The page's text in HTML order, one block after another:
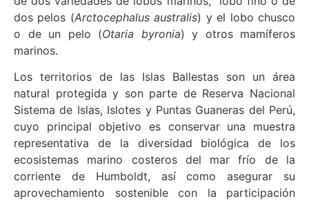
dos pelos (Arctocephalus australis) y el lobo chusco
o de un pelo (Otaria byronia) y otros mamíferos
marinos.
Los territorios de las Islas Ballestas son un área
natural protegida y son parte de Reserva Nacional
Sistema de Islas, Islotes y Puntas Guaneras del Perú,
cuyo principal objetivo es conservar una muestra
representativa de la diversidad biológica de los
ecosistemas marino costeros del mar frío de la
corriente de Humboldt, así como asegurar su
aprovechamiento sostenible con la participación